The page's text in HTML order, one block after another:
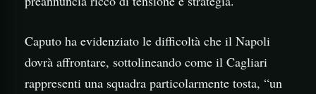
Caputo ha evidenziato le difficoltà che il Napoli
dovrà affrontare, sottolineando come il Cagliari
rappresenti una squadra particolarmente tosta, “un